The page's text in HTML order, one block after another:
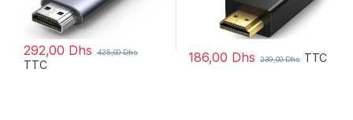
292,00 Dhs 425,00Dhs
TTC
186,00 Dhs 239,00Dhs TTC